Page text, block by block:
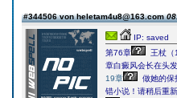
#344506 von heletam4u8@163.com
IP: saved
第76章
王杖（
章白癜风会长在头
19章
做她的保
错小说！请稍后重